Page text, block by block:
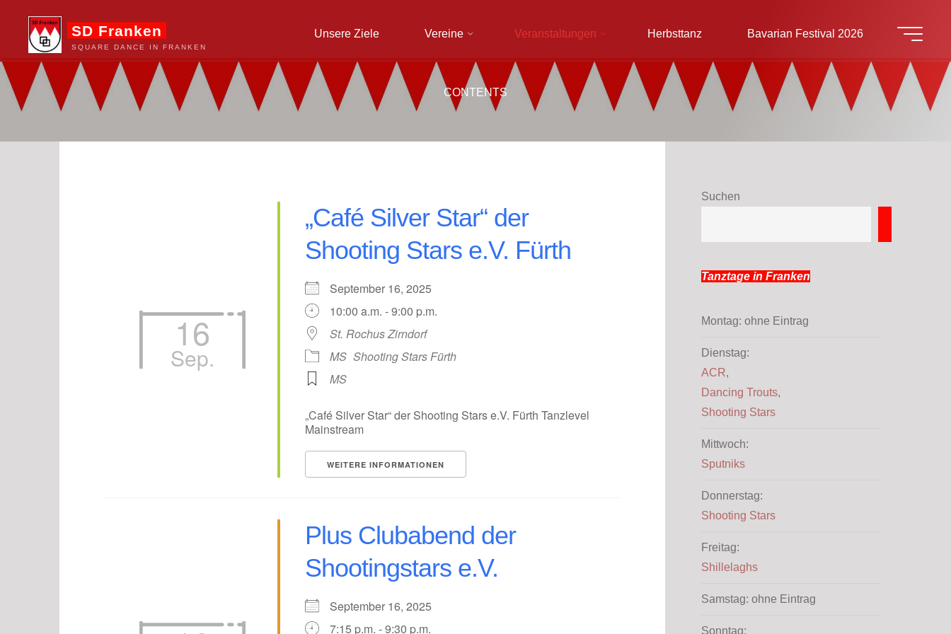
springen
SD Franken
SQUARE DANCE IN FRANKEN
Unsere Ziele Vereine Veranstaltungen Herbsttanz Bavarian Festival 2026
CONTENTS
16
Sep.
„Café Silver Star“ der
Shooting Stars e.V. Fürth
September 16, 2025
10:00 a.m. - 9:00 p.m.
St. Rochus Zirndorf
MS Shooting Stars Fürth
MS
„Café Silver Star“ der Shooting Stars e.V. Fürth Tanzlevel
Mainstream
WEITERE INFORMATIONEN
Plus Clubabend der
Shootingstars e.V.
September 16, 2025
7:15 p.m. - 9:30 p.m.
Suchen
Tanztage in Franken
Montag: ohne Eintrag
Dienstag:
ACR,
Dancing Trouts,
Shooting Stars
Mittwoch:
Sputniks
Donnerstag:
Shooting Stars
Freitag:
Shillelaghs
Samstag: ohne Eintrag
Sonntag: